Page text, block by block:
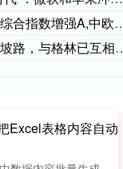
强A,中欧上证科创板综
，与格林已互相道歉
Excel表格内容自动